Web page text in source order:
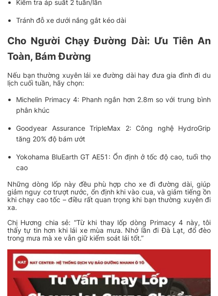
Kiểm tra áp suất 2 tuần/lần
Tránh đỗ xe dưới nắng gắt kéo dài
Cho Người Chạy Đường Dài: Ưu Tiên An
Toàn, Bám Đường
Nếu bạn thường xuyên lái xe đường dài hay đưa gia đình đi du
lịch cuối tuần, hãy chọn:
Michelin Primacy 4: Phanh ngắn hơn 2.8m so với trung bình
phân khúc
Goodyear Assurance TripleMax 2: Công nghệ HydroGrip
tăng 20% độ bám ướt
Yokohama BluEarth GT AE51 : Ổn định ở tốc độ cao, tuổi thọ
cao
Những dòng lốp này đều phù hợp cho xe đi đường dài, giúp
giảm nguy cơ trượt nước, ổn định khi vào cua, và giảm tiếng ồn
khi chạy cao tốc – điều rất quan trọng khi bạn thường xuyên đi
xa.
Chị Hương chia sẻ: “Từ khi thay lốp dòng Primacy 4 này, tôi
thấy tự tin hơn khi lái xe mùa mưa. Nhớ lần đi Đà Lạt, đổ đèo
trong mưa mà xe vẫn giữ kiểm soát lái tốt.”